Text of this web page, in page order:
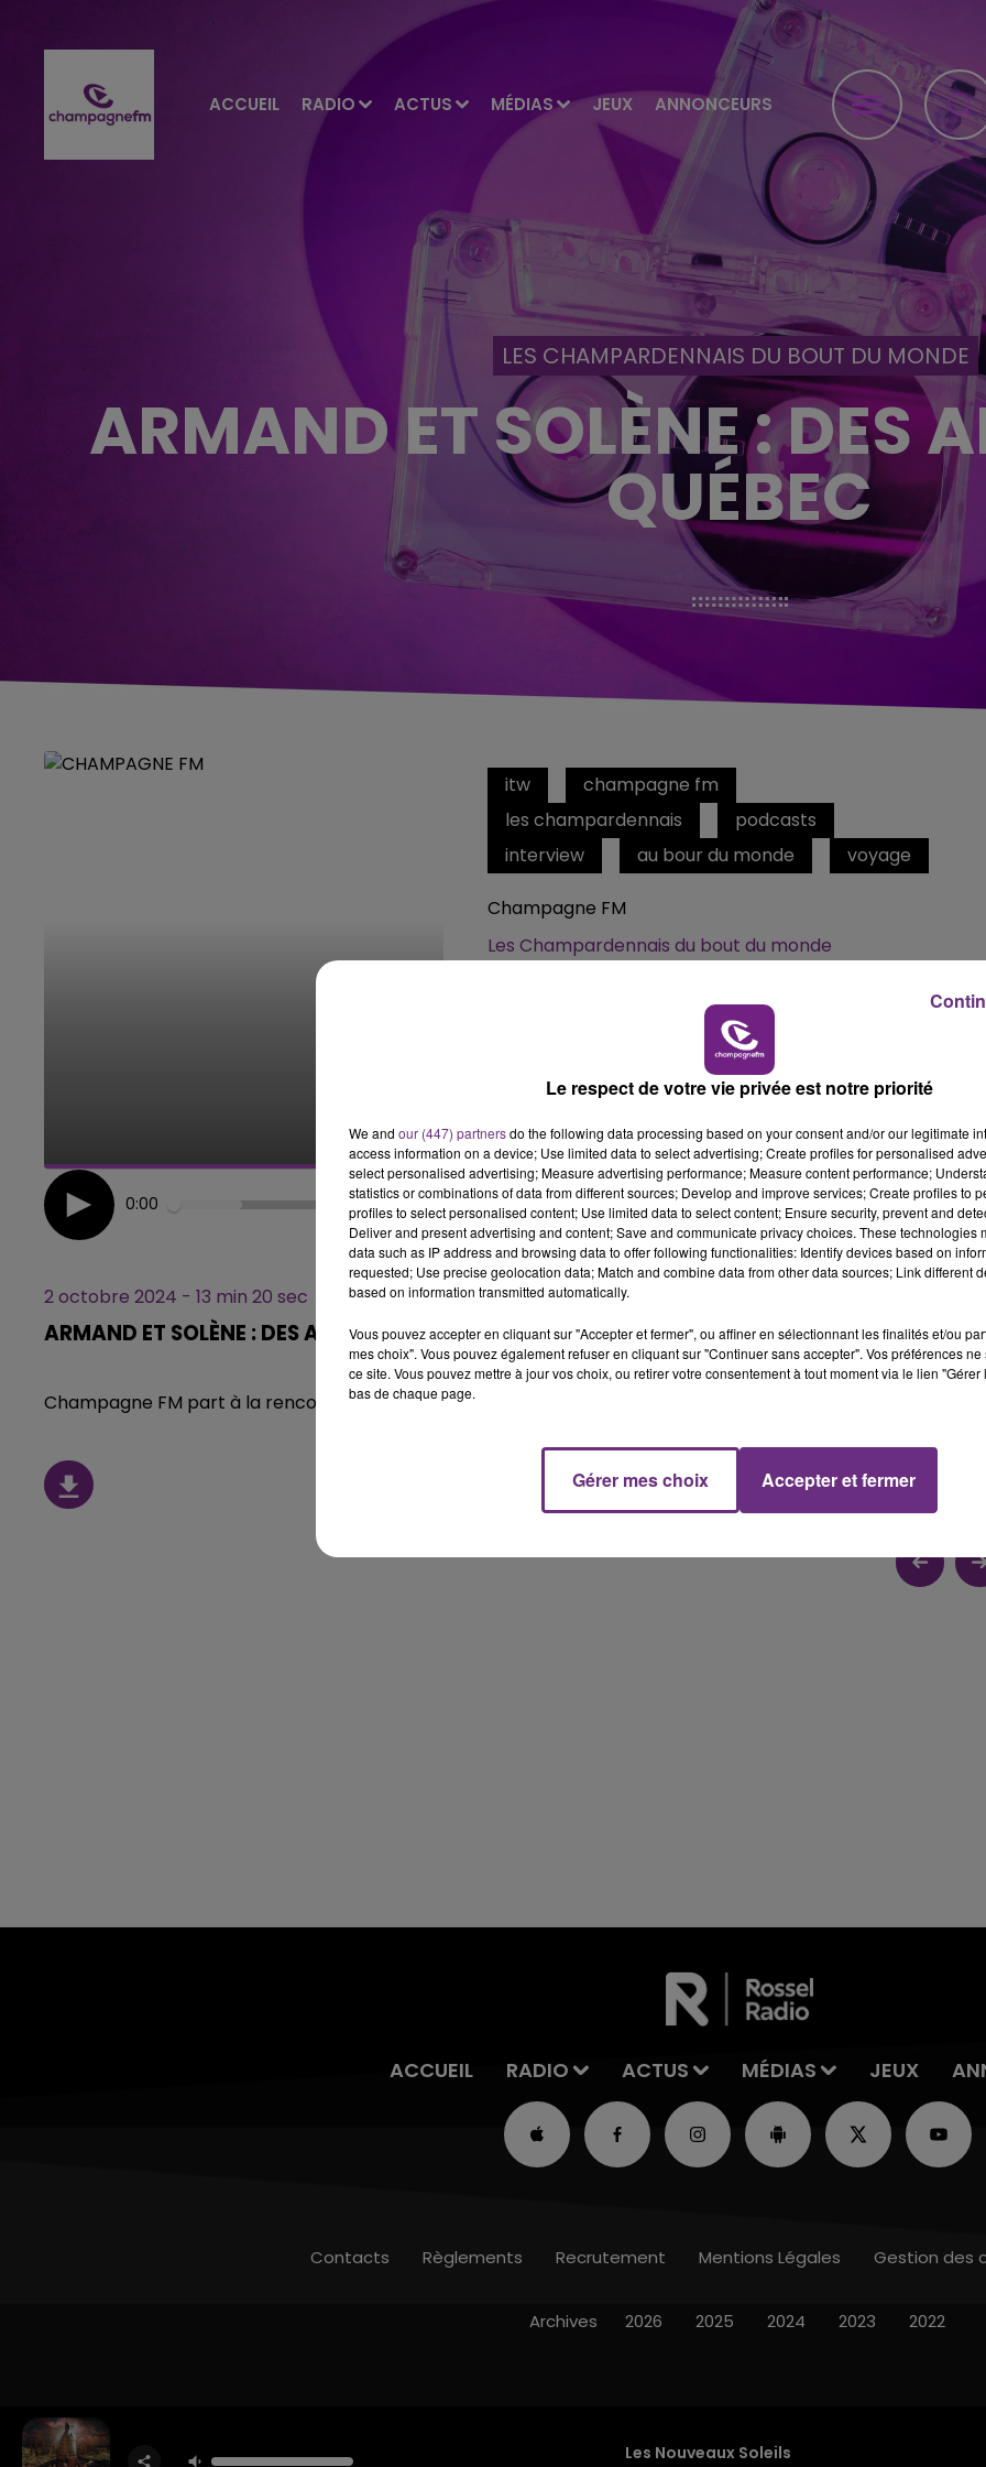
ACCUEIL RADIO ACTUS MÉDIAS JEUX ANNONCEURS
LES CHAMPARDENNAIS DU BOUT DU MONDE
ARMAND ET SOLÈNE : DES
QUÉBEC
itw
champagne fm
les champardennais
podcasts
interview
au bour du monde voyage
Champagne FM
Les Champardennais du bout du monde
0:00 13 min 20
2 octobre 2024 - 13 min 20 sec
ARMAND ET SOLÈNE : DES ARDENNES AU QUÉBEC
Champagne FM part à la rencontre de ces Champardennais qui partent au bout du monde !
ACCUEIL RADIO ACTUS MÉDIAS JEUX
Les Nouveaux Soleils
Contacts Règlements Recrutement Mentions Légales Gestion des
Archives 2026 2025 2024 2023 2022
Le respect de votre vie privée est notre priorité
We and our (447) partnersdo the following data processing based on your consent and/or our legitimate
access information on a device; Use limited data to select advertising; Create profiles for personalised
select personalised advertising; Measure advertising performance; Measure content performance;
statistics or combinations of data from different sources; Develop and improve services; Create profiles to
profiles to select personalised content; Use limited data to select content; Ensure security, prevent and
Deliver and present advertising and content; Save and communicate privacy choices. These technologies
data such as IP address and browsing data to offer following functionalities: Identify devices based on
requested; Use precise geolocation data; Match and combine data from other data sources; Link different
based on information transmitted automatically.
Vous pouvez accepter en cliquant sur "Accepter et fermer", ou affiner en sélectionnant les finalités et/ou
mes choix". Vous pouvez également refuser en cliquant sur "Continuer sans accepter". Vos préférences
ce site. Vous pouvez mettre à jour vos choix, ou retirer votre consentement à tout moment via le lien
bas de chaque page.
Gérer mes choix Accepter et fermer